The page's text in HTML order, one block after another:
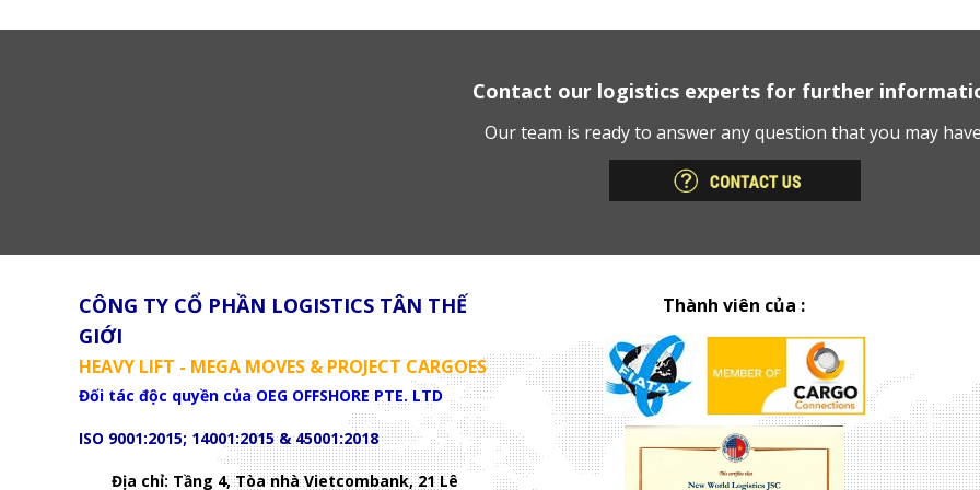
Contact our logistics experts for further
Our team is ready to answer any question that you may
CÔNG TY CỔ PHẦN LOGISTICS TÂN THẾ
GIỚI
HEAVY LIFT - MEGA MOVES & PROJECT CARGOES
Đối tác độc quyền của OEG OFFSHORE PTE. LTD
ISO 9001:2015; 14001:2015 & 45001:2018
Địa chỉ: Tầng 4, Tòa nhà Vietcombank, 21 Lê
Thành viên của :